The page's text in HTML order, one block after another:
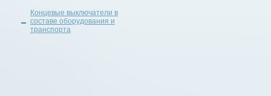
Концевые выключатели в
составе оборудования и
транспорта